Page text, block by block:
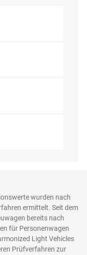
wurden nach
ermittelt. Seit dem
bereits nach
für Personenwagen
Light Vehicles
Prüfverfahren zur